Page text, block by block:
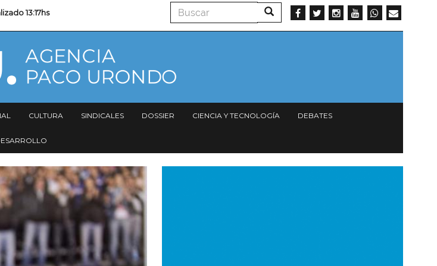
13:17hs Buscar Buscar
CULTURA SINDICALES DOSSIER CIENCIA Y TECNOLOGÍA DEBATES